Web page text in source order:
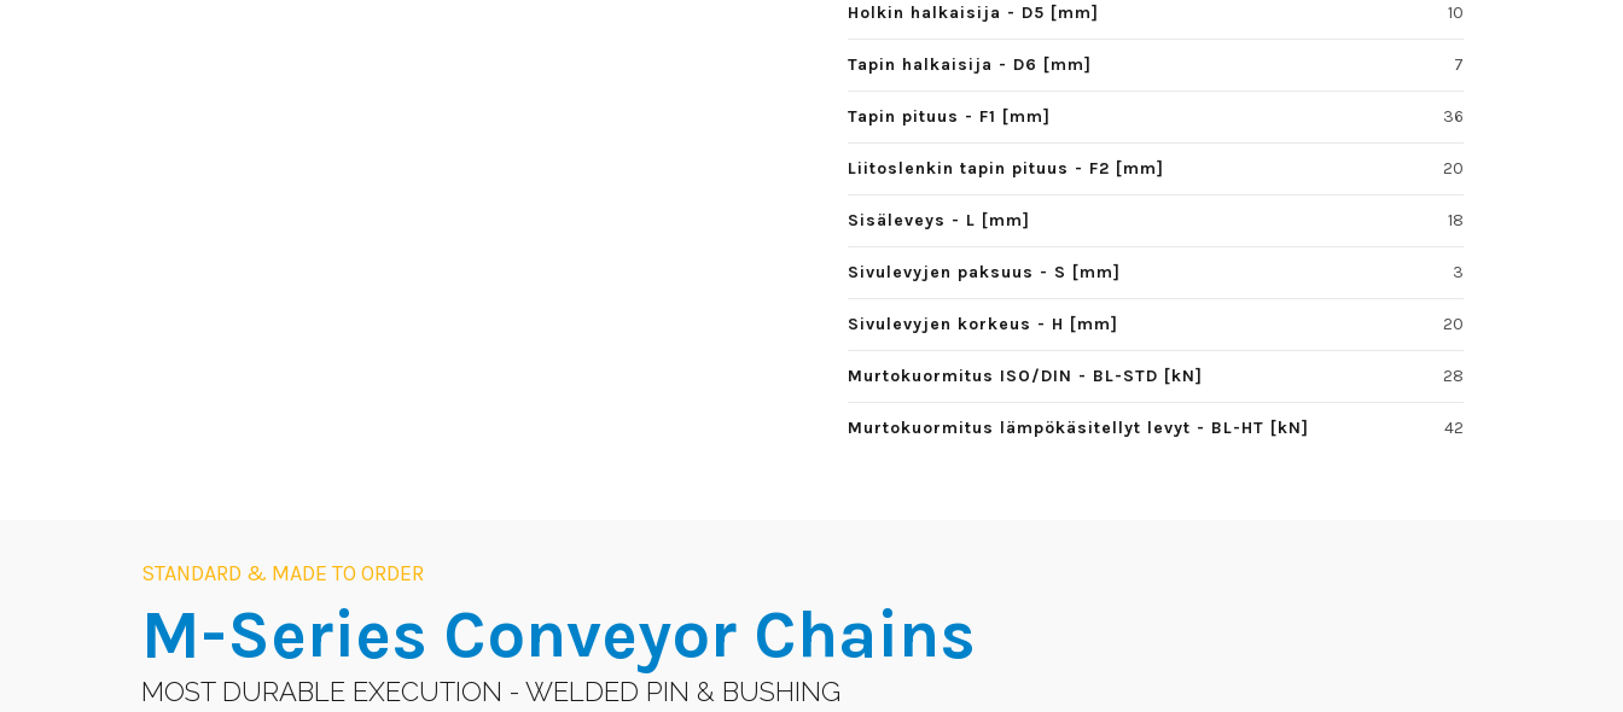
Holkin halkaisija - D5 [mm] 10
Tapin halkaisija - D6 [mm] 7
Tapin pituus - F1 [mm] 36
Liitoslenkin tapin pituus - F2 [mm] 20
Sisäleveys - L [mm] 18
Sivulevyjen paksuus - S [mm] 3
Sivulevyjen korkeus - H [mm] 20
Murtokuormitus ISO/DIN - BL-STD [kN] 28
Murtokuormitus lämpökäsitellyt levyt - BL-HT [kN] 42
STANDARD & MADE TO ORDER
M-Series Conveyor Chains
MOST DURABLE EXECUTION - WELDED PIN & BUSHING